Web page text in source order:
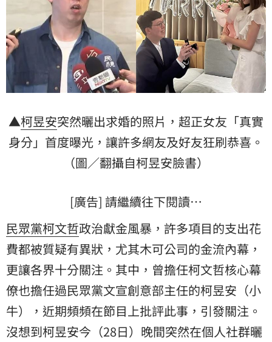
▲柯昱安突然曬出求婚的照片，超正女友「真實
身分」首度曝光，讓許多網友及好友狂刷恭喜。
（圖／翻攝自柯昱安臉書）
[廣告] 請繼續往下閱讀…
民眾黨柯文哲政治獻金風暴，許多項目的支出花
費都被質疑有異狀，尤其木可公司的金流內幕，
更讓各界十分關注。其中，曾擔任柯文哲核心幕
僚也擔任過民眾黨文宣創意部主任的柯昱安（小
牛），近期頻頻在節目上批評此事，引發關注。
沒想到柯昱安今（28日）晚間突然在個人社群曬